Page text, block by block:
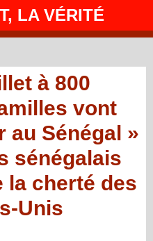
LA VÉRITÉ
à 800
vont
au Sénégal »
sénégalais
la cherté des
Unis